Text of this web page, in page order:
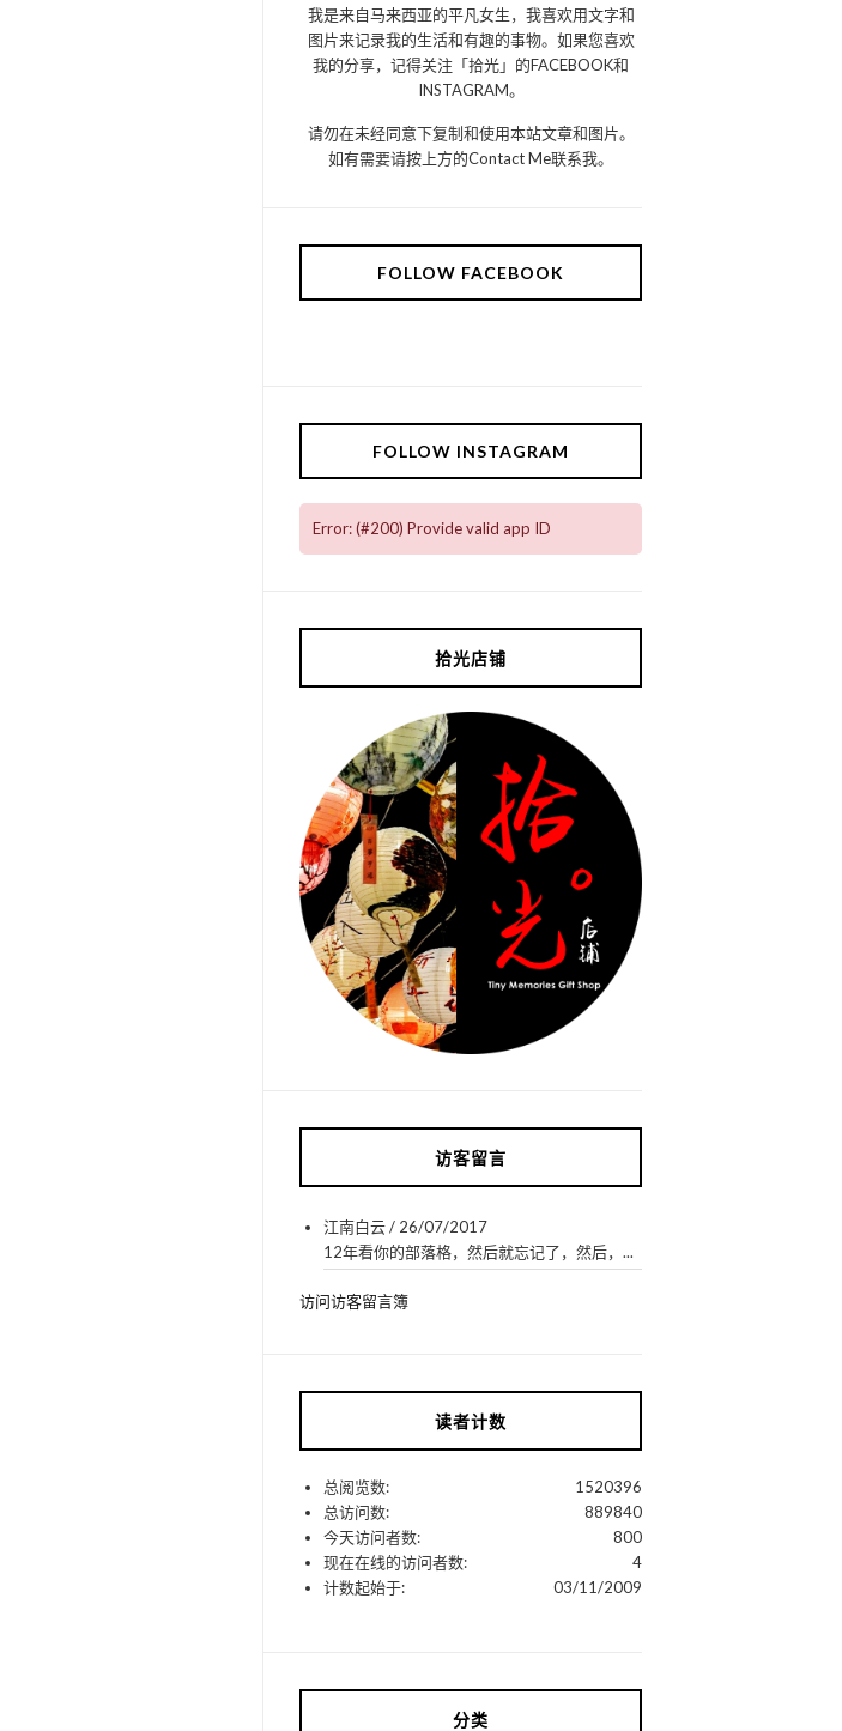
我是来自马来西亚的平凡女生，我喜欢用文字和
图片来记录我的生活和有趣的事物。如果您喜欢
我的分享，记得关注「拾光」的FACEBOOK和
INSTAGRAM。
请勿在未经同意下复制和使用本站文章和图片。
如有需要请按上方的Contact Me联系我。
FOLLOW FACEBOOK
FOLLOW INSTAGRAM
Error: (#200) Provide valid app ID
拾光店铺
访客留言
江南白云/ 26/07/2017
12年看你的部落格，然后就忘记了，然后，...
访问访客留言簿
读者计数
1520396
总阅览数:
889840
总访问数:
800
今天访问者数:
4
现在在线的访问者数:
03/11/2009
计数起始于:
分类